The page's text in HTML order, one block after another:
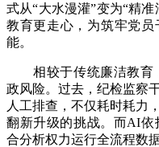
式从“大水漫灌”变为“精
教育更走心，为筑牢党员
能。
相较于传统廉洁教育
政风险。过去，纪检监察
人工排查，不仅耗时耗力
翻新升级的挑战。而AI
合分析权力运行全流程数